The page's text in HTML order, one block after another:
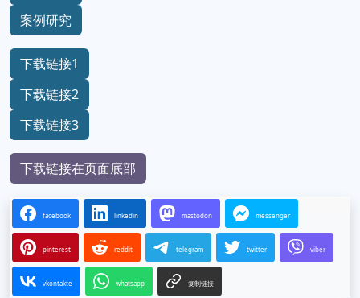
案例研究
下载链接1
下载链接2
下载链接3
下载链接在页面底部
facebook linkedin mastodon messenger
pinterest reddit telegram twitter viber
vkontakte whatsapp 复制链接